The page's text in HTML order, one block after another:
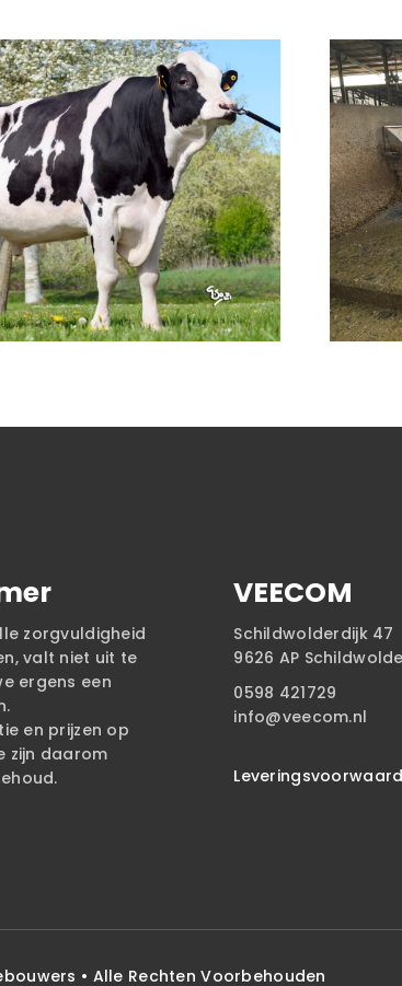
zorgvuldigheid
valt niet uit te
ergens een
en prijzen op
zijn daarom
VEECOM
Schildwolderdijk 47
9626 AP Schildwolde
0598 421729
info@veecom.nl
• Alle Rechten Voorbehouden